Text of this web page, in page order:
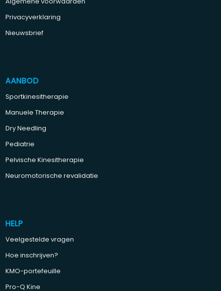
Privacyverklaring
Nieuwsbrief
AANBOD
Sportkinesitherapie
Manuele Therapie
Dry Needling
Pediatrie
Pelvische Kinesitherapie
Neuromotorische revalidatie
HELP
Veelgestelde vragen
Hoe inschrijven?
KMO-portefeuille
Pro-Q Kine